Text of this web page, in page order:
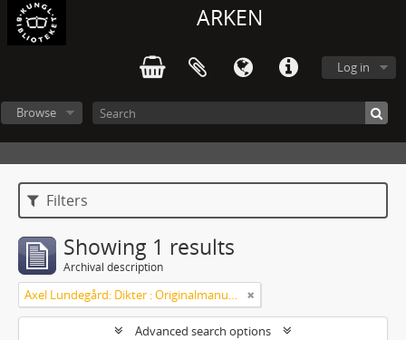
ARKEN
Log in
Browse
Filters
Showing 1 results
Archival description
Axel Lundegård: Dikter : Originalmanuskript
Advanced search options